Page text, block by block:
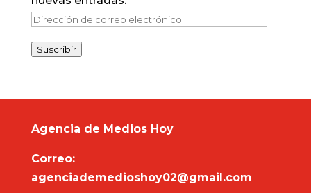
Dirección
correo
Suscribir
Agencia de Medios Hoy
Correo:
agenciademedioshoy02@gmail.com